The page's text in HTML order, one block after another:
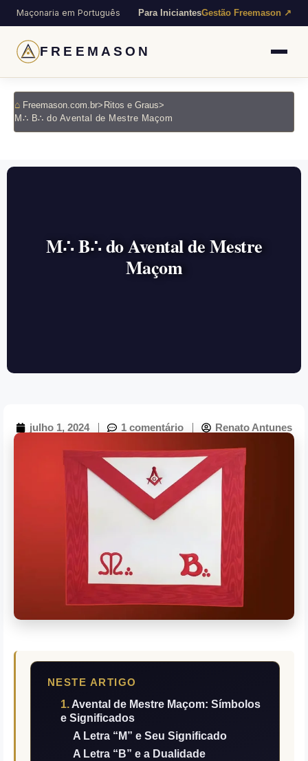
Maçonaria em Português Para IniciantesGestão Freemason ↗
FREEMASON
Freemason.com.br> Ritos e Graus>
M∴ B∴ do Avental de Mestre Maçom
M∴ B∴ do Avental de Mestre
Maçom
julho 1, 2024 1 comentário Renato Antunes
NESTE ARTIGO
Avental de Mestre Maçom: Símbolos
e Significados
A Letra “M” e Seu Significado
A Letra “B” e a Dualidade